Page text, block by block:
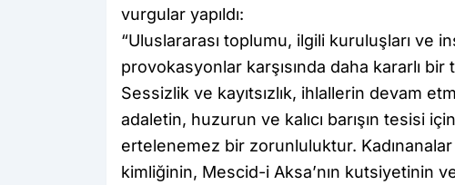
vurgular yapıldı:
“Uluslararası toplumu, ilgili kuruluşları ve
provokasyonlar karşısında daha kararlı
Sessizlik ve kayıtsızlık, ihlallerin devam
adaletin, huzurun ve kalıcı barışın tesisi
ertelenemez bir zorunluluktur.
kimliğinin, Mescid-i Aksa’nın kutsiyetinin